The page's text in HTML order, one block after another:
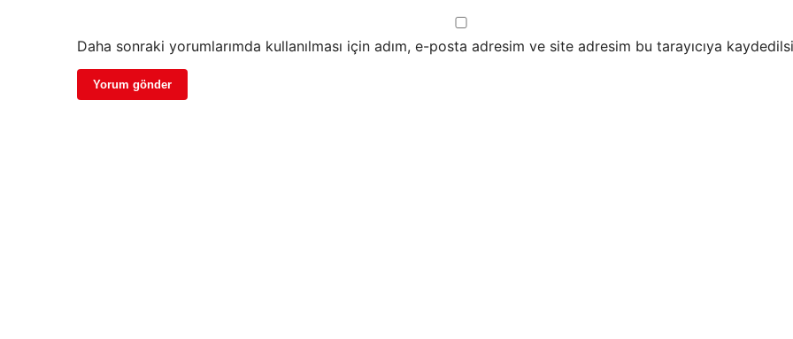
Daha sonraki yorumlarımda kullanılması için adım, e-posta adresim ve site adresim bu tarayıcıya